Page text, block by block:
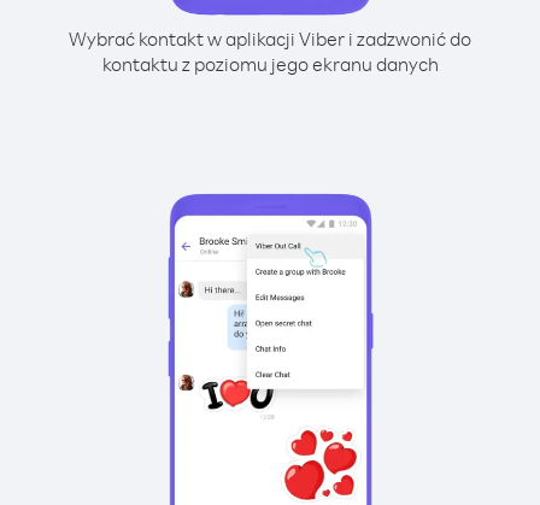
Wybrać kontakt w aplikacji Viber i zadzwonić do
kontaktu z poziomu jego ekranu danych